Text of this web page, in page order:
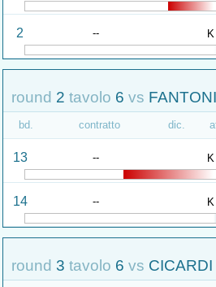
2 -- K
round 2 tavolo 6 vs
bd. contratto dic.
13 -- K
14 -- K
round 3 tavolo 6 vs